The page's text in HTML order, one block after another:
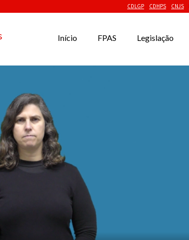
CDLGP CDHPS CNJS
Início FPAS Legislação